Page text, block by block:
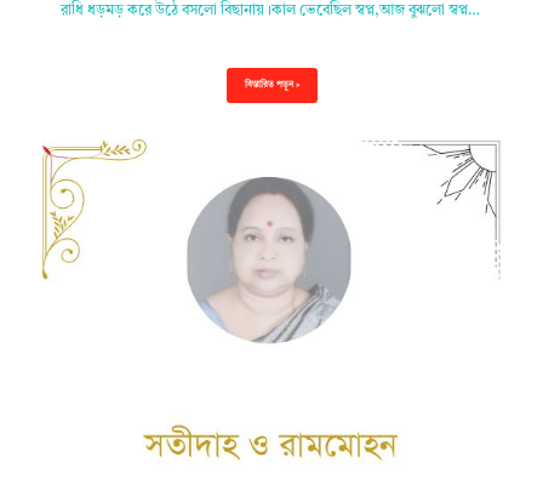
রাধি ধড়মড় করে উঠে বসলো বিছানায়।কাল ভেবেছিল স্বপ্ন,আজ বুঝলো স্বপ্ন…
বিস্তারিত পড়ুন »